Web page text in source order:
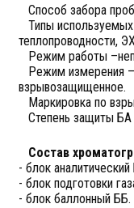
Способ забора
Типы
теплопроводности,
Режим работы
Режим измерения
взрывозащищенное.
Маркировка по
Степень защиты БА
Состав
- блок
- блок подготовки
- блок баллонный ББ.